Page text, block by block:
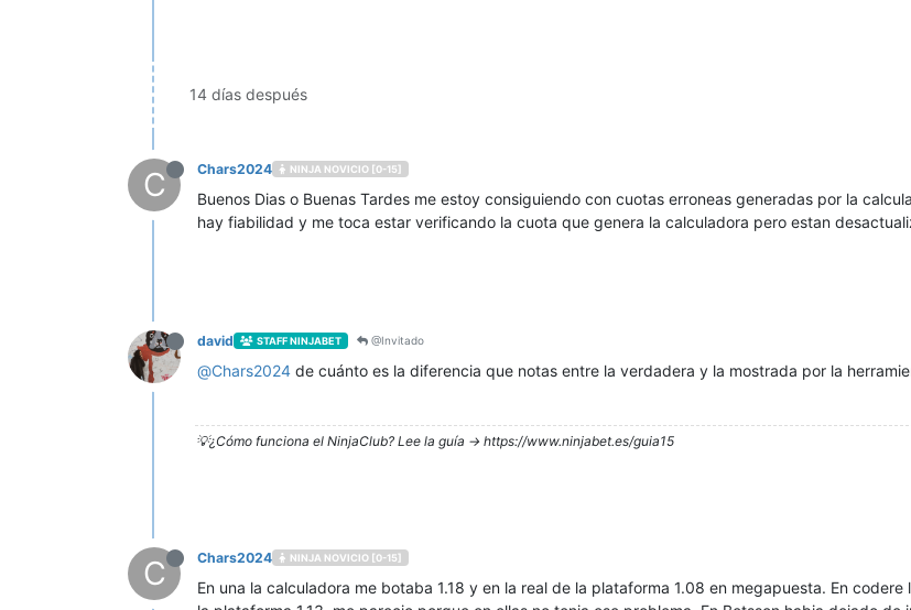
14 días después
C Chars2024 NINJA NOVICIO [0-15]
Buenos Dias o Buenas Tardes me estoy consiguiendo con cuotas erroneas generadas por la
hay fiabilidad y me toca estar verificando la cuota que genera la calculadora pero estan
david STAFF NINJABET @Invitado
@Chars2024 de cuánto es la diferencia que notas entre la verdadera y la mostrada por la
💡¿Cómo funciona el NinjaClub? Lee la guía -> https://www.ninjabet.es/guia15
C Chars2024 NINJA NOVICIO [0-15]
En una la calculadora me botaba 1.18 y en la real de la plataforma 1.08 en megapuesta. En